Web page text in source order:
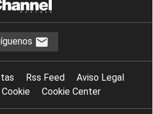
Rss Feed
Aviso Legal
Cookie Cookie Center